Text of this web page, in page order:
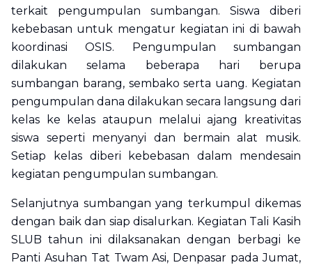
terkait pengumpulan sumbangan. Siswa diberi
kebebasan untuk mengatur kegiatan ini di bawah
koordinasi OSIS. Pengumpulan sumbangan
dilakukan selama beberapa hari berupa
sumbangan barang, sembako serta uang. Kegiatan
pengumpulan dana dilakukan secara langsung dari
kelas ke kelas ataupun melalui ajang kreativitas
siswa seperti menyanyi dan bermain alat musik.
Setiap kelas diberi kebebasan dalam mendesain
kegiatan pengumpulan sumbangan.
Selanjutnya sumbangan yang terkumpul dikemas
dengan baik dan siap disalurkan. Kegiatan Tali Kasih
SLUB tahun ini dilaksanakan dengan berbagi ke
Panti Asuhan Tat Twam Asi, Denpasar pada Jumat,